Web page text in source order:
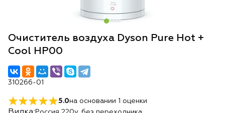
Очиститель воздуха Dyson Pure Hot +
Cool HP00
310266-01
5.0на основании 1 оценки